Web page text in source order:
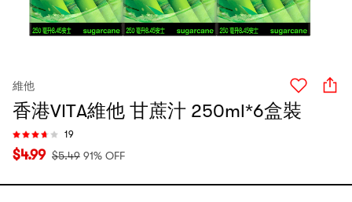
維他
香港VITA維他 甘蔗汁 250ml*6盒裝
19
$4.99 $5.49 91% OFF